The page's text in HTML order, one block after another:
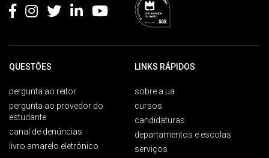
QUESTÕES
pergunta ao reitor
pergunta ao provedor do
estudante
canal de denúncias
livro amarelo eletrónico
LINKS RÁPIDOS
sobre a ua
cursos
candidaturas
departamentos e escolas
serviços